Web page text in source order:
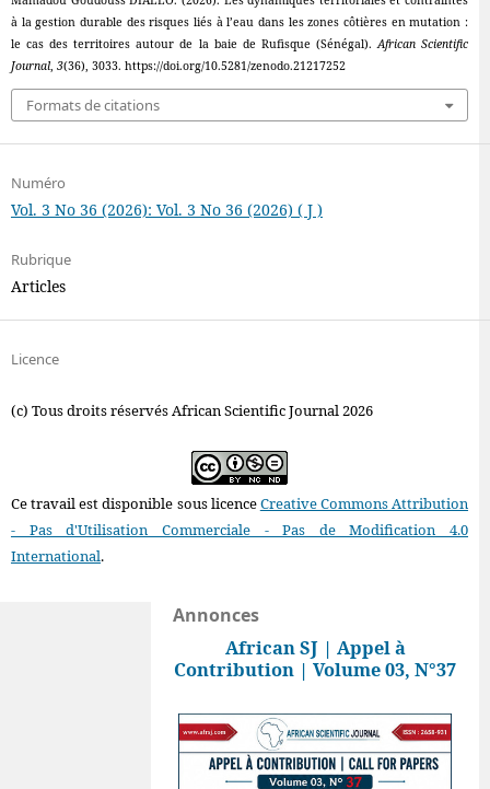
à la gestion durable des risques liés à l’eau dans les zones côtières en mutation :
le cas des territoires autour de la baie de Rufisque (Sénégal).African Scientific
Journal, 3(36), 3033. https://doi.org/10.5281/zenodo.21217252
Formats de citations
Numéro
Vol. 3 No 36 (2026): Vol. 3 No 36 (2026) ( J )
Rubrique
Articles
Licence
(c) Tous droits réservés African Scientific Journal 2026
Ce travail est disponible sous licenceCreative Commons Attribution
- Pas d'Utilisation Commerciale - Pas de Modification 4.0
International.
Annonces
African SJ | Appel à
Contribution | Volume 03, N°37